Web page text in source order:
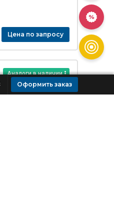
Цена по запросу
Аналоги в наличии
Оформить заказ